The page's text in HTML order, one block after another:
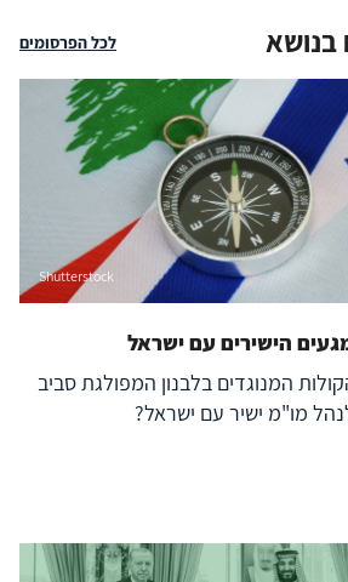
בנושא לכל הפרסומים
Shutterstock
הישירים עם ישראל
המנוגדים בלבנון המפולגת סביב
מו"מ ישיר עם ישראל?